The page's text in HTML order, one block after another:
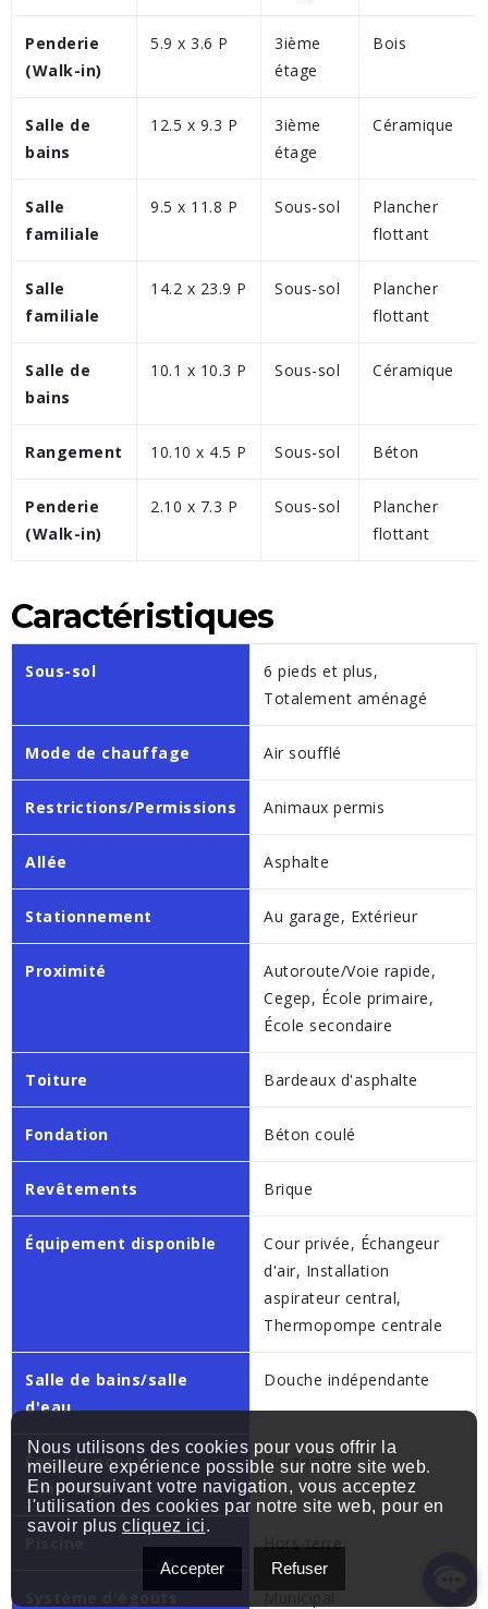
Penderie
(Walk-in)
5.9 x 3.6 P
3ième
étage
Bois
Salle de
bains
12.5 x 9.3 P
3ième
étage
Céramique
Salle
familiale
9.5 x 11.8 P Sous-sol
Plancher
flottant
Salle
familiale
14.2 x 23.9 P Sous-sol
Plancher
flottant
Salle de
bains
10.1 x 10.3 P Sous-sol Céramique
Rangement 10.10 x 4.5 P Sous-sol Béton
Penderie
(Walk-in)
2.10 x 7.3 P Sous-sol
Plancher
flottant
Caractéristiques
Sous-sol
6 pieds et plus,
Totalement aménagé
Mode de chauffage Air soufflé
Restrictions/Permissions Animaux permis
Allée Asphalte
Stationnement Au garage, Extérieur
Proximité
Autoroute/Voie rapide,
Cegep, École primaire,
École secondaire
Toiture Bardeaux d'asphalte
Fondation Béton coulé
Revêtements Brique
Équipement disponible
Cour privée, Échangeur
d'air, Installation
aspirateur central,
Thermopompe centrale
Salle de bains/salle
d'eau
Douche indépendante
Énergie pour le
chauffage
Électricité
Hors-terre
Système d'égouts Municipal
Nous utilisons des cookies pour vous offrir la
meilleure expérience possible sur notre site web.
En poursuivant votre navigation, vous acceptez
l'utilisation des cookies par notre site web, pour en
savoir plus cliquez ici.
Accepter Refuser